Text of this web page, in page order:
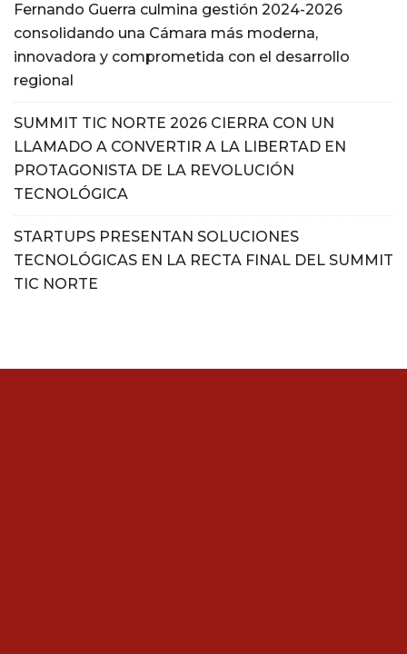
Fernando Guerra culmina gestión 2024-2026
consolidando una Cámara más moderna,
innovadora y comprometida con el desarrollo
regional
SUMMIT TIC NORTE 2026 CIERRA CON UN
LLAMADO A CONVERTIR A LA LIBERTAD EN
PROTAGONISTA DE LA REVOLUCIÓN
TECNOLÓGICA
STARTUPS PRESENTAN SOLUCIONES
TECNOLÓGICAS EN LA RECTA FINAL DEL SUMMIT
TIC NORTE